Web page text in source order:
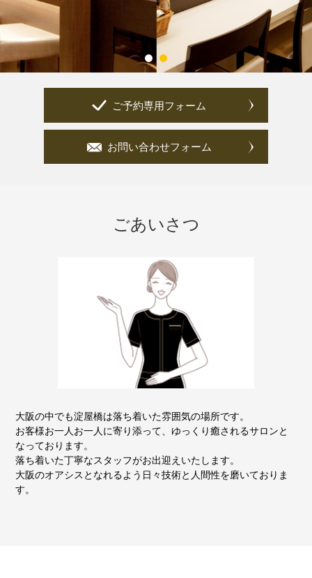
ご予約専用フォーム
お問い合わせフォーム
ごあいさつ
大阪の中でも淀屋橋は落ち着いた雰囲気の場所です。
お客様お一人お一人に寄り添って、ゆっくり癒されるサロンと
なっております。
落ち着いた丁寧なスタッフがお出迎えいたします。
大阪のオアシスとなれるよう日々技術と人間性を磨いておりま
す。